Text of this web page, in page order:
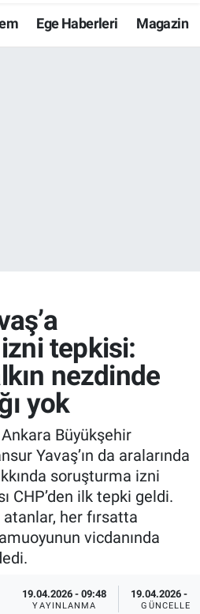
Ege Haberleri Magazin
tepkisi:
nezdinde
yok
Ankara Büyükşehir
Yavaş’ın da aralarında
soruşturma izni
CHP’den ilk tepki geldi.
atanlar, her fırsatta
vicdanında
19.04.2026 - 09:48
YAYINLANMA
19.04.2026 -